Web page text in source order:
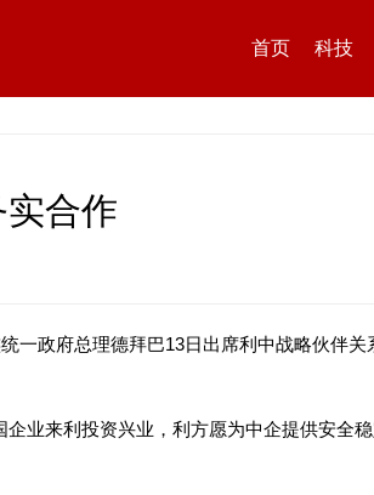
首页 科技
合作
一政府总理德拜巴13日出席利中战略伙伴
业来利投资兴业，利方愿为中企提供安全